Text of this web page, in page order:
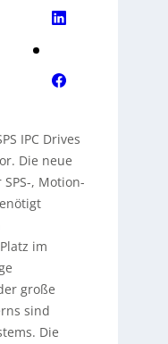
IPC Drives
Die neue
, Motion-
im
große
sind
Die